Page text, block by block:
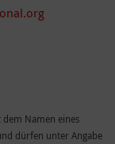
Namen eines
dürfen unter Angabe